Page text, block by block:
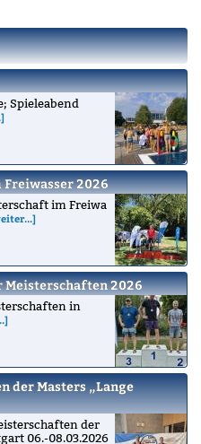
Spieleabend
2026
im Freiwa
Meisterschaften 2026
in
der Masters „Lange
der
06.-08.03.2026